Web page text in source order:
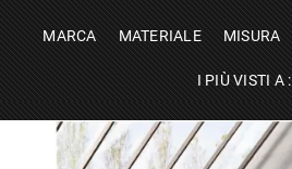
MARCA MATERIALE MISURA
I PIÙ VISTI A :